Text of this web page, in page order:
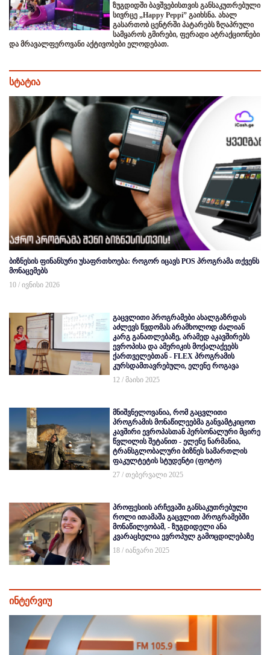
ზუგდიდში ბავშვებისთვის განსაკუთრებული
სივრცე „Happy Peppi” გაიხსნა. ახალ
გასართობ ცენტრში პატარებს ზღაპრული
სამყაროს გმირები, ფერადი ატრაქციონები
და მრავალფეროვანი აქტივობები ელოდებათ.
სტატია
ბიზნესის ფინანსური უსაფრთხოება: როგორ იცავს POS პროგრამა თქვენს
მონაცემებს
10 / ივნისი 2026
გაცვლითი პროგრამები ახალგაზრდას
აძლევს წვდომას არამხოლოდ ძალიან
კარგ განათლებაზე, არამედ აკავშირებს
ევროპისა და ამერიკის მოქალაქეებს
ქართველებთან - FLEX პროგრამის
კურსდამთავრებული, ელენე როგავა
12 / მაისი 2025
მნიშვნელოვანია, რომ გაცვლითი
პროგრამის მონაწილეებმა განვამტკიცოთ
კავშირი ევროპასთან პერსონალური მცირე
წვლილის შეტანით - ელენე ნარმანია,
ტრანსგლობალური ბიზნეს სამართლის
ფაკულტეტის სტუდენტი (ფოტო)
27 / თებერვალი 2025
პროფესიის არჩევაში განსაკუთრებული
როლი ითამაშა გაცვლით პროგრამებში
მონაწილეობამ, - ზუგდიდელი ანა
კვარაცხელია ევროპულ გამოცდილებაზე
18 / იანვარი 2025
ინტერვიუ